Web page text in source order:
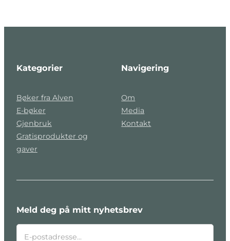
Kategorier
Bøker fra Alven
E-bøker
Gjenbruk
Gratisprodukter og
gaver
Navigering
Om
Media
Kontakt
Meld deg på mitt nyhetsbrev